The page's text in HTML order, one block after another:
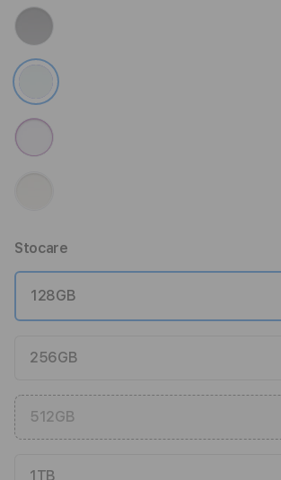
Stocare
128GB
256GB
512GB
1TB